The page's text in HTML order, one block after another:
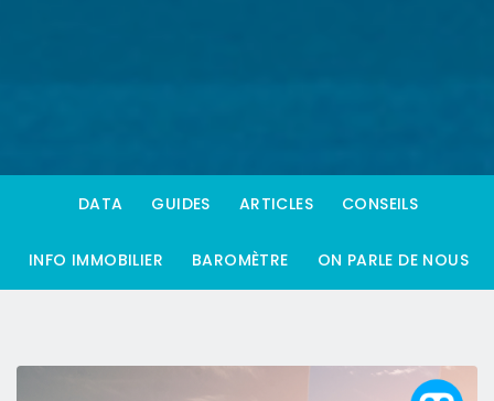
DATA GUIDES ARTICLES CONSEILS
INFO IMMOBILIER BAROMÈTRE ON PARLE DE NOUS